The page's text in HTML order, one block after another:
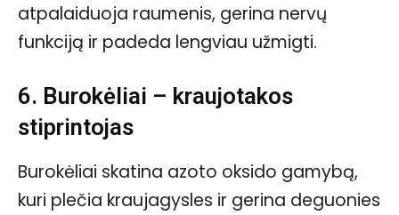
atpalaiduoja raumenis, gerina nervų
funkciją ir padeda lengviau užmigti.
6. Burokėliai – kraujotakos
stiprintojas
Burokėliai skatina azoto oksido gamybą,
kuri plečia kraujagysles ir gerina deguonies